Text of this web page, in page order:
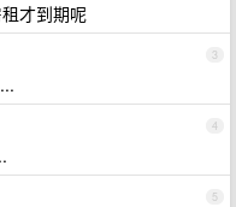
才到期呢
3
4
5